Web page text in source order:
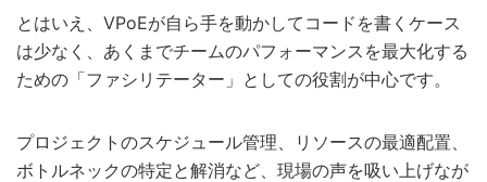
とはいえ、VPoEが自ら手を動かしてコードを書くケース
は少なく、あくまでチームのパフォーマンスを最大化する
ための「ファシリテーター」としての役割が中心です。
プロジェクトのスケジュール管理、リソースの最適配置、
ボトルネックの特定と解消など、現場の声を吸い上げなが